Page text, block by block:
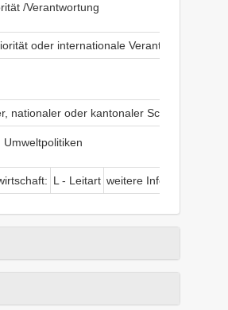
/Verantwortung
oder internationale Verantwortung
nationaler oder kantonaler Schutz
L - Leitart weitere Informationen